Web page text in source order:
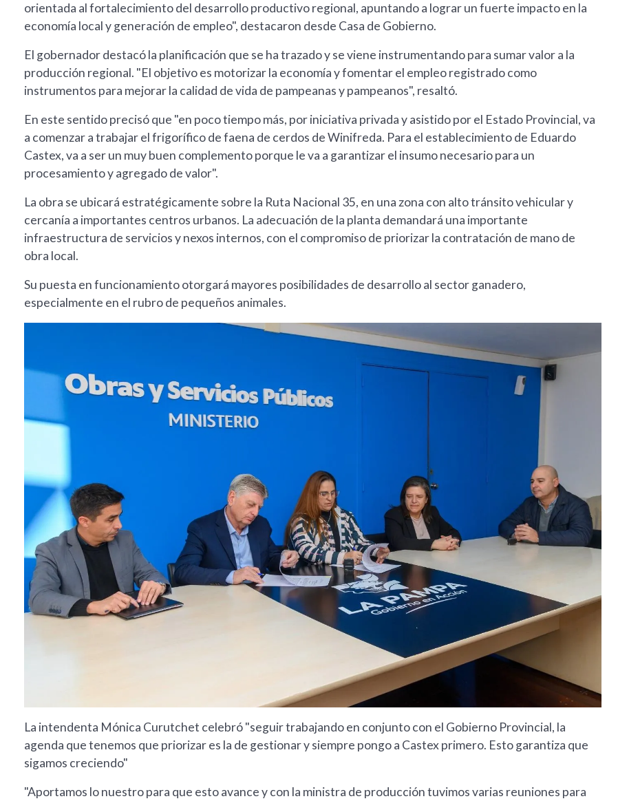
orientada al fortalecimiento del desarrollo productivo regional, apuntando a lograr un fuerte impacto en la
economía local y generación de empleo", destacaron desde Casa de Gobierno.
El gobernador destacó la planificación que se ha trazado y se viene instrumentando para sumar valor a la
producción regional. "El objetivo es motorizar la economía y fomentar el empleo registrado como
instrumentos para mejorar la calidad de vida de pampeanas y pampeanos", resaltó.
En este sentido precisó que "en poco tiempo más, por iniciativa privada y asistido por el Estado Provincial, va
a comenzar a trabajar el frigorífico de faena de cerdos de Winifreda. Para el establecimiento de Eduardo
Castex, va a ser un muy buen complemento porque le va a garantizar el insumo necesario para un
procesamiento y agregado de valor".
La obra se ubicará estratégicamente sobre la Ruta Nacional 35, en una zona con alto tránsito vehicular y
cercanía a importantes centros urbanos. La adecuación de la planta demandará una importante
infraestructura de servicios y nexos internos, con el compromiso de priorizar la contratación de mano de
obra local.
Su puesta en funcionamiento otorgará mayores posibilidades de desarrollo al sector ganadero,
especialmente en el rubro de pequeños animales.
La intendenta Mónica Curutchet celebró "seguir trabajando en conjunto con el Gobierno Provincial, la
agenda que tenemos que priorizar es la de gestionar y siempre pongo a Castex primero. Esto garantiza que
sigamos creciendo"
"Aportamos lo nuestro para que esto avance y con la ministra de producción tuvimos varias reuniones para